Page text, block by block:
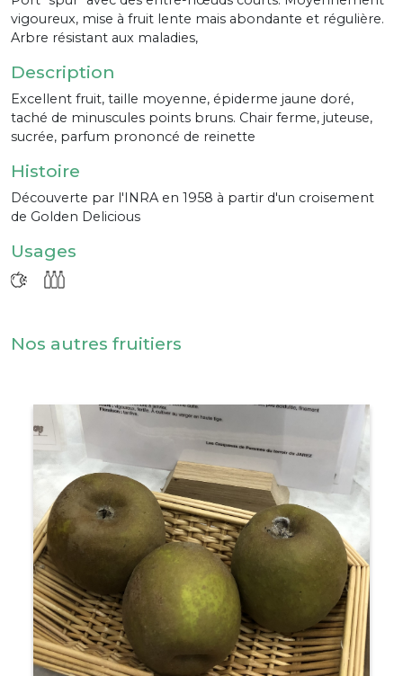
vigoureux, mise à fruit lente mais abondante et régulière.
Arbre résistant aux maladies,
Description
Excellent fruit, taille moyenne, épiderme jaune doré,
taché de minuscules points bruns. Chair ferme, juteuse,
sucrée, parfum prononcé de reinette
Histoire
Découverte par l'INRA en 1958 à partir d'un croisement
de Golden Delicious
Usages
Nos autres fruitiers